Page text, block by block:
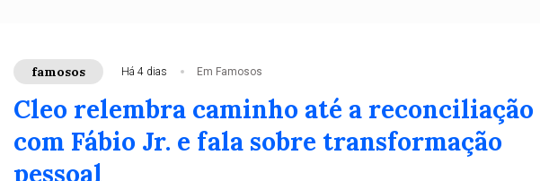
de uma nova polêmica após o Sindicato dos Policiais Penais do Estado de
sua passagem pela Penitenciária Feminina de Santana, na capital
famosos Há 4 dias Em Famosos
Cleo relembra caminho até a reconciliação
com Fábio Jr. e fala sobre transformação
pessoal